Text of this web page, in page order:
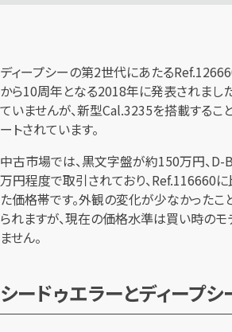
ディープシーの第2世代にあたる
から10周年となる2018年に発表されまし
ていませんが、新型Cal.3235を搭載するこ
ートされています。
中古市場では、黒文字盤が約150万円、
万円程度で取引されており、Ref.116660
た価格帯です。外観の変化が少なかったこ
られますが、現在の価格水準は買い時の
ません。
シードゥエラーとディープ